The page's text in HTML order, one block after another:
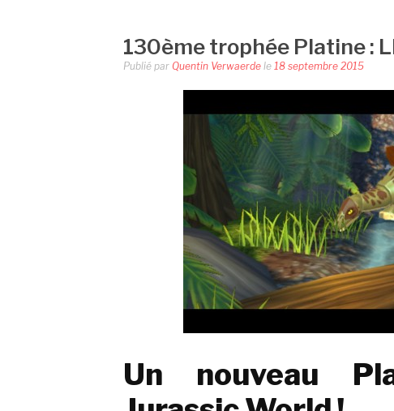
130ème trophée Platine :
Publié par Quentin Verwaerde le 18 septembre 2015
Un nouveau